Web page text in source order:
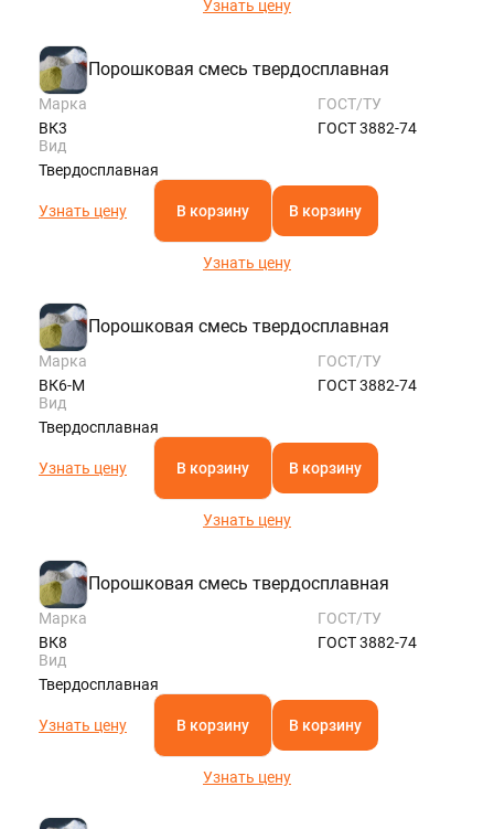
Узнать цену
Порошковая смесь твердосплавная
Марка
ВК3
ГОСТ/ТУ
ГОСТ 3882-74
Вид
Твердосплавная
Узнать цену В корзину В корзину
Узнать цену
Порошковая смесь твердосплавная
Марка
ВК6-М
ГОСТ/ТУ
ГОСТ 3882-74
Вид
Твердосплавная
Узнать цену В корзину В корзину
Узнать цену
Порошковая смесь твердосплавная
Марка
ВК8
ГОСТ/ТУ
ГОСТ 3882-74
Вид
Твердосплавная
Узнать цену В корзину В корзину
Узнать цену